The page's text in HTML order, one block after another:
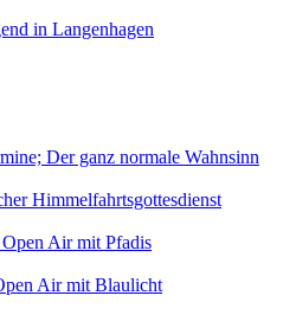
in Langenhagen
Der ganz normale Wahnsinn
Himmelfahrtsgottesdienst
Air mit Pfadis
Air mit Blaulicht